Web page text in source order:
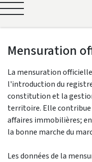
Mensuration
La mensuration
l'introduction du
constitution et la
territoire. Elle contribue
affaires immobilières;
la bonne marche du
Les données de la